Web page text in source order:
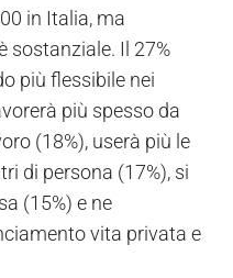
in Italia, ma
sostanziale. Il 27%
più flessibile nei
più spesso da
(18%), userà più le
di persona (17%), si
(15%) e ne
vita privata e